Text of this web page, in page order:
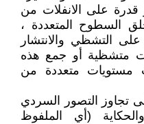
قدرة على الانفلات من
السطوح المتعددة ،
التشظي والانتشار
متشظية أو جمع هذه
مستويات متعددة من
تجاوز التصور السردي
(أي الملفوظ